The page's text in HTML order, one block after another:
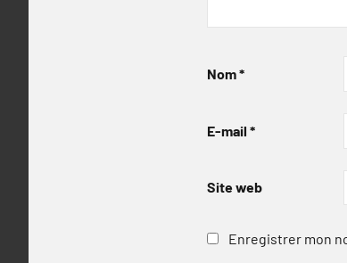
Nom*
E-mail *
Site web
Enregistrer mon